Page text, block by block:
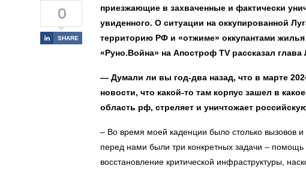
0
SHARE
приезжающие в захваченные и фактически
увиденного. О ситуации на оккупированной
территорию РФ и «отжиме» оккупантами
«Руно.Война» на Апостроф TV рассказал
— Думали ли вы год-два назад, что в марте
новости, что какой-то там корпус зашел в
область рф, стреляет и уничтожает
– Во время моей каденции было столько вызовов
перед нами были три конкретных задачи –
восстановление критической инфраструктуры,